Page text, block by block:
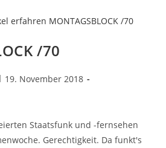
/70
19. November 2018
Staatsfunk und -fernsehen
Gerechtigkeit. Da funkt's